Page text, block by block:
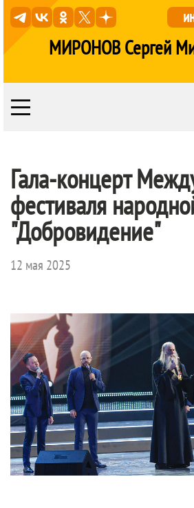
МИРОНОВ Сергей
Гала-концерт
фестиваля
"Добровидение"
12 мая 2025